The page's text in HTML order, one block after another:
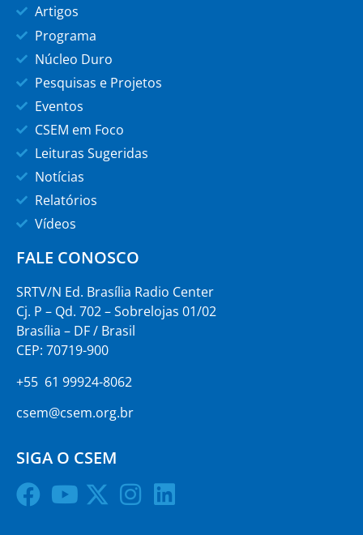
Artigos
Programa
Núcleo Duro
Pesquisas e Projetos
Eventos
CSEM em Foco
Leituras Sugeridas
Notícias
Relatórios
Vídeos
FALE CONOSCO
SRTV/N Ed. Brasília Radio Center
Cj. P – Qd. 702 – Sobrelojas 01/02
Brasília – DF / Brasil
CEP: 70719-900
+55 61 99924-8062
csem@csem.org.br
SIGA O CSEM